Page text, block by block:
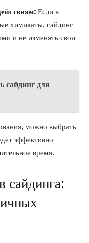
Если в
химикаты, сайдинг
и не изменять свои
сайдинг для
можно выбрать
эффективно
время.
сайдинга: